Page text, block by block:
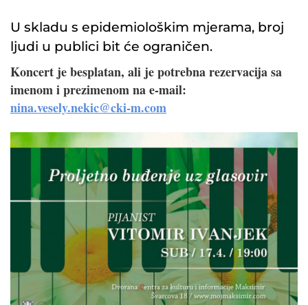
U skladu s epidemiološkim mjerama, broj
ljudi u publici bit će ograničen.
Koncert je besplatan, ali je potrebna rezervacija sa
imenom i prezimenom na e-mail:
nina.vesely.nekic@cki-m.com